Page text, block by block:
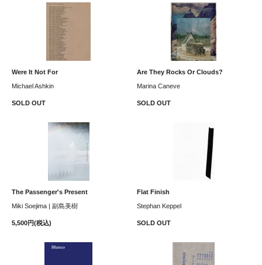
Were It Not For
Michael Ashkin
SOLD OUT
Are They Rocks Or Clouds?
Marina Caneve
SOLD OUT
The Passenger's Present
Miki Soejima | 副島美樹
5,500円(税込)
Flat Finish
Stephan Keppel
SOLD OUT